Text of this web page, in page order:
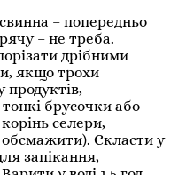
– попередньо
– не треба.
дрібними
якщо трохи
продуктів,
брусочки або
селери,
Скласти у
запікання,